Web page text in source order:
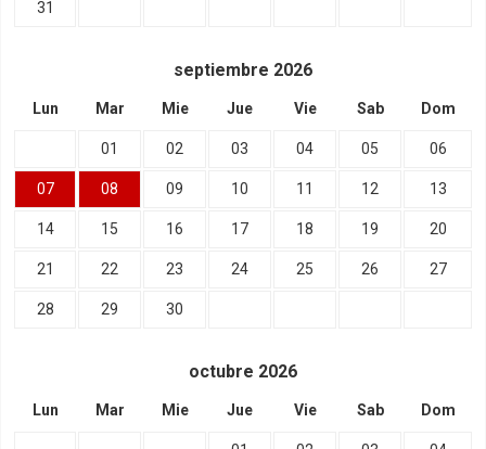
31
septiembre 2026
Lun Mar Mie Jue Vie Sab Dom
01 02 03 04 05 06
07 08 09 10 11 12 13
14 15 16 17 18 19 20
21 22 23 24 25 26 27
28 29 30
octubre 2026
Lun Mar Mie Jue Vie Sab Dom